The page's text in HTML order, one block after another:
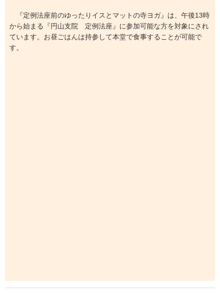
『定例法座前のゆったりイスとマットの寺ヨガ』は、午後13時
から始まる『円山支院 定例法座』に参加可能な方を対象にされ
ています。お昼ごはんは持参して本堂で食事することが可能で
す。